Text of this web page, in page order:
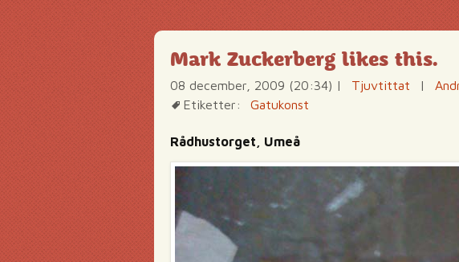
innehåll
Mark Zuckerberg likes this.
08 december, 2009 (20:34) | Tjuvtittat |
Etiketter:
Gatukonst
Rådhustorget, Umeå